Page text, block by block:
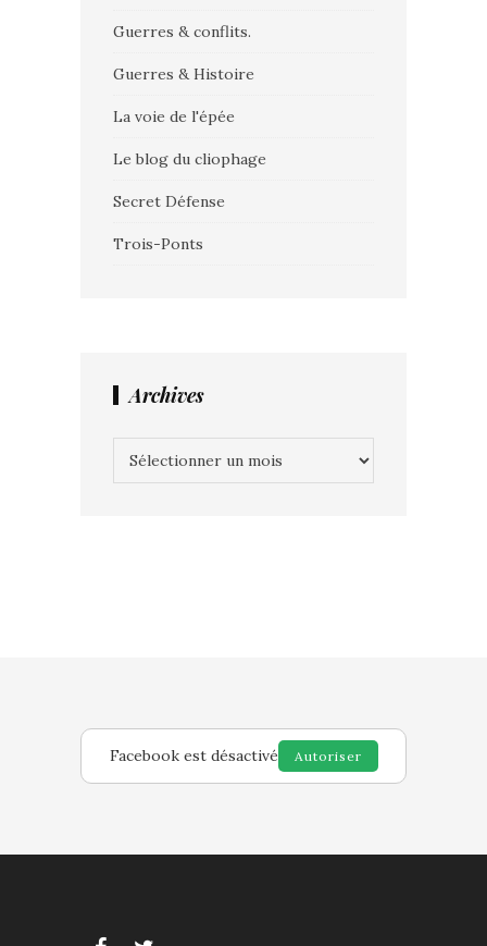
Guerres & conflits.
Guerres & Histoire
La voie de l'épée
Le blog du cliophage
Secret Défense
Trois-Ponts
Archives
Facebook est désactivé Autoriser